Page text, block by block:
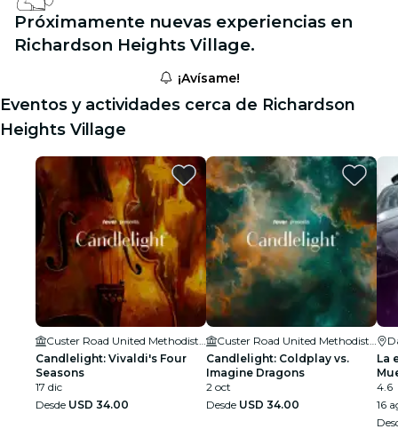
Próximamente nuevas experiencias en
Richardson Heights Village.
¡Avísame!
Eventos y actividades cerca de Richardson
Heights Village
Candlelight: Vivaldi's Four
Seasons
17 dic
Desde USD 34.00
Candlelight: Coldplay vs.
Imagine Dragons
2 oct
Desde USD 34.00
La
4.6
16